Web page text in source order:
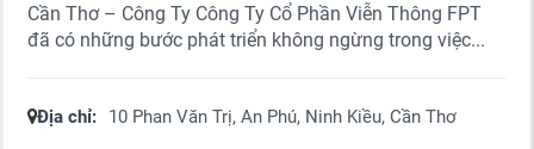
Cần Thơ – Công Ty Công Ty Cổ Phần Viễn Thông FPT
đã có những bước phát triển không ngừng trong việc...
Địa chỉ: 10 Phan Văn Trị, An Phú, Ninh Kiều, Cần Thơ